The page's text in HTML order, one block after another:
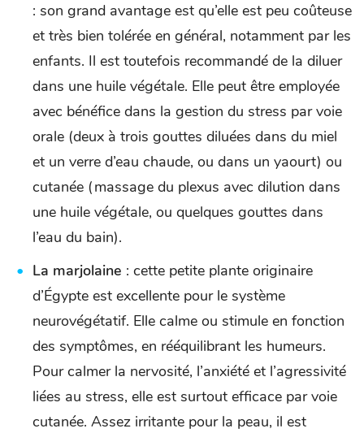
: son grand avantage est qu’elle est peu coûteuse
et très bien tolérée en général, notamment par les
enfants. Il est toutefois recommandé de la diluer
dans une huile végétale. Elle peut être employée
avec bénéfice dans la gestion du stress par voie
orale (deux à trois gouttes diluées dans du miel
et un verre d’eau chaude, ou dans un yaourt) ou
cutanée (massage du plexus avec dilution dans
une huile végétale, ou quelques gouttes dans
l’eau du bain).
La marjolaine : cette petite plante originaire
d’Égypte est excellente pour le système
neurovégétatif. Elle calme ou stimule en fonction
des symptômes, en rééquilibrant les humeurs.
Pour calmer la nervosité, l’anxiété et l’agressivité
liées au stress, elle est surtout efficace par voie
cutanée. Assez irritante pour la peau, il est